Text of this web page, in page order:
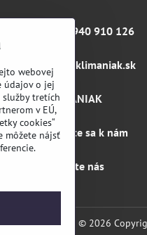
+421 940 910 126
info​@klimaniak​.sk
KLIMANIAK
Pridajte sa k nám
Sledujte nás
© 2026
webovej
údajov o jej
tretích
v EÚ,
cookies“
môžete nájsť